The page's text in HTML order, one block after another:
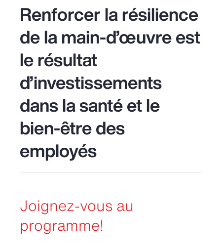
Renforcer la résilience
de la main-d’œuvre est
le résultat
d’investissements
dans la santé et le
bien-être des
employés
Joignez-vous au
programme!